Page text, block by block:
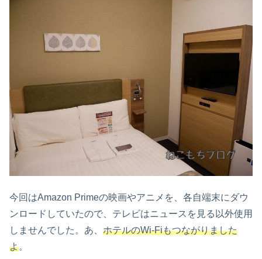
今回はAmazon Primeの映画やアニメを、各自端末にダウ
ンロードしていたので、テレビはニュースを見る以外使用
しませんでした。あ、 ホテルのWi-Fiもつながりました
よ。